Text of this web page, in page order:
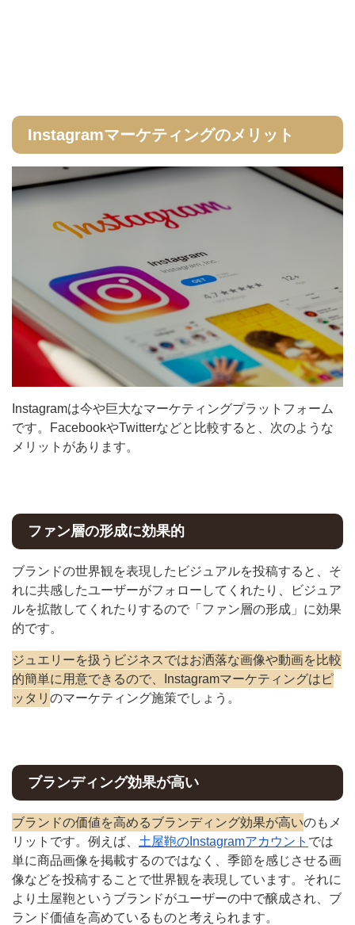
Instagramマーケティングのメリット
Instagramは今や巨大なマーケティングプラットフォーム
です。FacebookやTwitterなどと比較すると、次のような
メリットがあります。
ファン層の形成に効果的
ブランドの世界観を表現したビジュアルを投稿すると、そ
れに共感したユーザーがフォローしてくれたり、ビジュア
ルを拡散してくれたりするので「ファン層の形成」に効果
的です。
ジュエリーを扱うビジネスではお洒落な画像や動画を比較
的簡単に用意できるので、Instagramマーケティングはピ
ッタリ のマーケティング施策でしょう。
ブランディング効果が高い
ブランドの価値を高めるブランディング効果が高いのもメ
リットです。例えば、 土屋鞄のInstagramアカウント では
単に商品画像を掲載するのではなく、季節を感じさせる画
像などを投稿することで世界観を表現しています。それに
より土屋鞄というブランドがユーザーの中で醸成され、ブ
ランド価値を高めているものと考えられます。